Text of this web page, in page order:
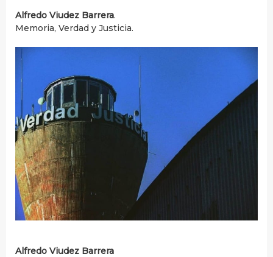
Alfredo Viudez Barrera.
Memoria, Verdad y Justicia.
Alfredo Viudez Barrera